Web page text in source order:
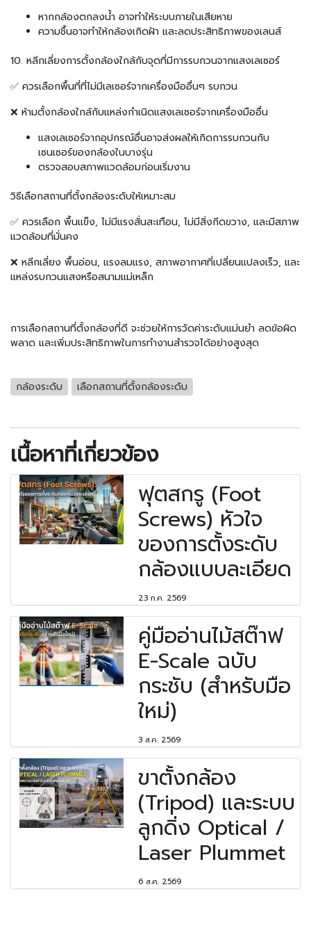
หากกล้องตกลงน้ำ อาจทำให้ระบบภายในเสียหาย
ความชื้นอาจทำให้กล้องเกิดฝ้า และลดประสิทธิภาพของเลนส์
10. หลีกเลี่ยงการตั้งกล้องใกล้กับจุดที่มีการรบกวนจากแสงเลเซอร์
✅ ควรเลือกพื้นที่ที่ไม่มีเลเซอร์จากเครื่องมืออื่นๆ รบกวน
❌ ห้ามตั้งกล้องใกล้กับแหล่งกำเนิดแสงเลเซอร์จากเครื่องมืออื่น
แสงเลเซอร์จากอุปกรณ์อื่นอาจส่งผลให้เกิดการรบกวนกับ
เซนเซอร์ของกล้องในบางรุ่น
ตรวจสอบสภาพแวดล้อมก่อนเริ่มงาน
วิธีเลือกสถานที่ตั้งกล้องระดับให้เหมาะสม
✅ ควรเลือก พื้นแข็ง, ไม่มีแรงสั่นสะเทือน, ไม่มีสิ่งกีดขวาง, และมีสภาพ
แวดล้อมที่มั่นคง
❌ หลีกเลี่ยง พื้นอ่อน, แรงลมแรง, สภาพอากาศที่เปลี่ยนแปลงเร็ว, และ
แหล่งรบกวนแสงหรือสนามแม่เหล็ก
การเลือกสถานที่ตั้งกล้องที่ดี จะช่วยให้การวัดค่าระดับแม่นยำ ลดข้อผิด
พลาด และเพิ่มประสิทธิภาพในการทำงานสำรวจได้อย่างสูงสุด
กล้องระดับ เลือกสถานที่ตั้งกล้องระดับ
เนื้อหาที่เกี่ยวข้อง
ฟุตสกรู (Foot
Screws) หัวใจ
ของการตั้งระดับ
กล้องแบบละเอียด
23 ก.ค. 2569
คู่มืออ่านไม้สต๊าฟ
E-Scale ฉบับ
กระชับ (สำหรับมือ
ใหม่)
3 ส.ค. 2569
ขาตั้งกล้อง
(Tripod) และระบบ
ลูกดิ่ง Optical /
Laser Plummet
6 ส.ค. 2569